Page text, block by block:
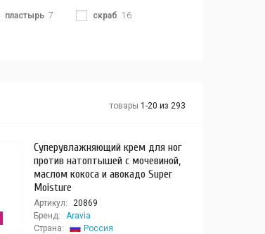
пластырь 7 скраб 16
товары 1-20 из 293
Суперувлажняющий крем для ног
против натоптышей с мочевиной,
маслом кокоса и авокадо Super
Moisture
Артикул:
20869
Бренд:
Aravia
Страна:
Россия